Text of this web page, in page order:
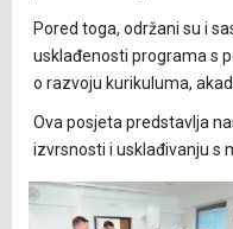
Pored toga, održani su i
usklađenosti programa s
o razvoju kurikuluma,
Ova posjeta predstavlja
izvrsnosti i usklađivanju s